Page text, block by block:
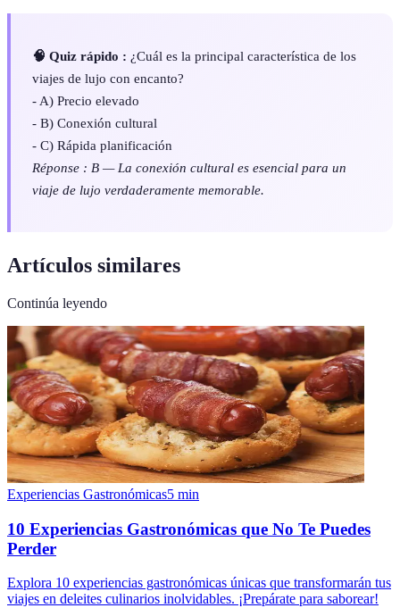
🧠 Quiz rápido : ¿Cuál es la principal característica de los
viajes de lujo con encanto?
- A) Precio elevado
- B) Conexión cultural
- C) Rápida planificación
Réponse : B — La conexión cultural es esencial para un
viaje de lujo verdaderamente memorable.
Artículos similares
Continúa leyendo
Experiencias Gastronómicas5 min
10 Experiencias Gastronómicas que No Te Puedes
Perder
Explora 10 experiencias gastronómicas únicas que transformarán tus
viajes en deleites culinarios inolvidables. ¡Prepárate para saborear!